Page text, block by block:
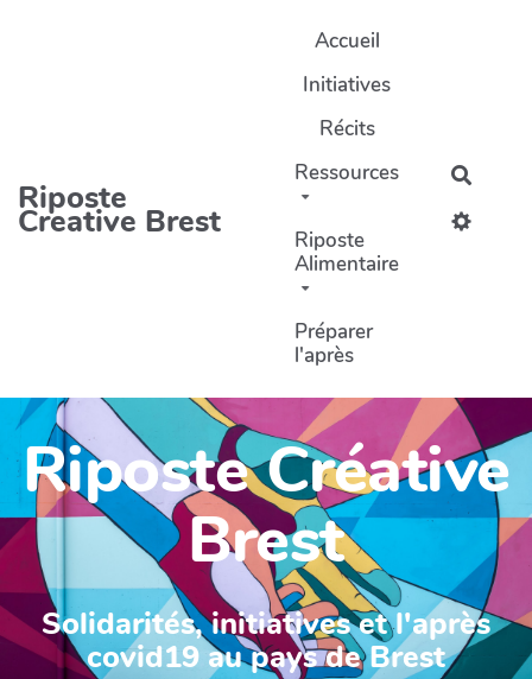
Riposte
Creative Brest
Accueil
Initiatives
Récits
Ressources
Riposte
Alimentaire
Préparer
l'après
Riposte Créative
Brest
Solidarités, initiatives et l'après
covid19 au pays de Brest